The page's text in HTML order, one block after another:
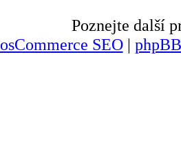
Poznejte další
osCommerce SEO|